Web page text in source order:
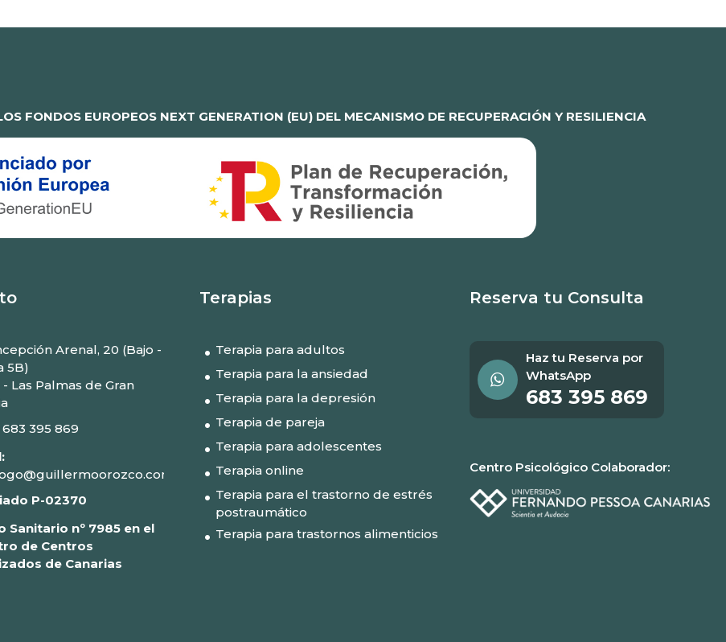
FONDOS EUROPEOS NEXT GENERATION (EU) DEL MECANISMO DE RECUPERACIÓN Y RESILIENCIA
Arenal, 20 (Bajo -
5B)
Las Palmas de Gran
683 395 869
P-02370
Sanitario nº 7985 en el
de Centros
de Canarias
Terapias
Terapia para adultos
Terapia para la ansiedad
Terapia para la depresión
Terapia de pareja
Terapia para adolescentes
Terapia online
Terapia para el trastorno de estrés
postraumático
Terapia para trastornos alimenticios
Reserva tu Consulta
Haz tu Reserva por
WhatsApp
683 395 869
Centro Psicológico Colaborador: